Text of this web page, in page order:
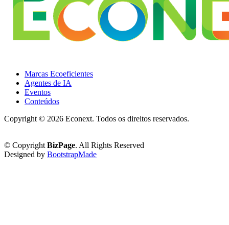
Marcas Ecoeficientes
Agentes de IA
Eventos
Conteúdos
Copyright © 2026 Econext. Todos os direitos reservados.
© CopyrightBizPage. All Rights Reserved
Designed by BootstrapMade